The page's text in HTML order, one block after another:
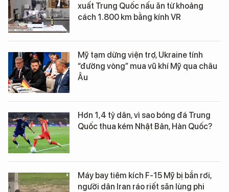
xuất Trung Quốc nấu ăn từ khoảng
cách 1.800 km bằng kính VR
Mỹ tạm dừng viện trợ, Ukraine tính
“đường vòng” mua vũ khí Mỹ qua châu
Âu
Hơn 1,4 tỷ dân, vì sao bóng đá Trung
Quốc thua kém Nhật Bản, Hàn Quốc?
Máy bay tiêm kích F-15 Mỹ bị bắn rơi,
người dân Iran ráo riết săn lùng phi